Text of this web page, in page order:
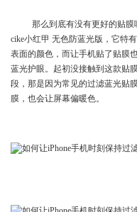
那么到底有没有更好的贴膜
cike小红甲 无色防蓝光版，它特
表面的颜色，而让手机贴了贴膜
蓝光护眼。起初没接触到这款贴
段，那是因为常见的过滤蓝光贴
膜，也会让屏幕偏暖色。